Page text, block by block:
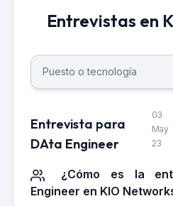
Entrevistas en
Entrevista para
DAta Engineer
03
May
23
¿Cómo es la
Engineer en KIO